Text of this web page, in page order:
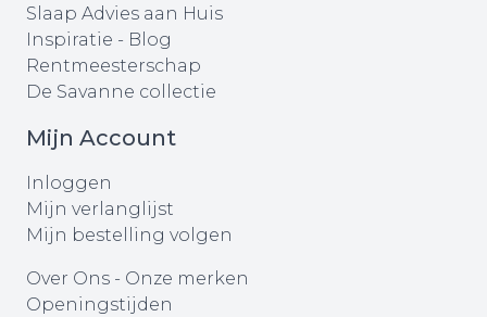
Slaap Advies aan Huis
Inspiratie - Blog
Rentmeesterschap
De Savanne collectie
Mijn Account
Inloggen
Mijn verlanglijst
Mijn bestelling volgen
Over Ons - Onze merken
Openingstijden